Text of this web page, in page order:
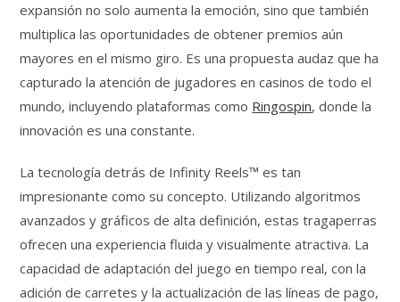
expansión no solo aumenta la emoción, sino que también
multiplica las oportunidades de obtener premios aún
mayores en el mismo giro. Es una propuesta audaz que ha
capturado la atención de jugadores en casinos de todo el
mundo, incluyendo plataformas como Ringospin, donde la
innovación es una constante.
La tecnología detrás de Infinity Reels™ es tan
impresionante como su concepto. Utilizando algoritmos
avanzados y gráficos de alta definición, estas tragaperras
ofrecen una experiencia fluida y visualmente atractiva. La
capacidad de adaptación del juego en tiempo real, con la
adición de carretes y la actualización de las líneas de pago,